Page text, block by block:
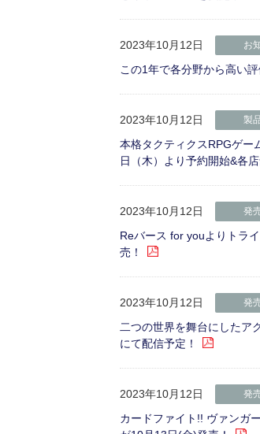
2023年10月12日 お
この1年で各分野から高い
2023年10月12日 製
本格タクティクスRPGゲー
日（木）より予約開始&各
2023年10月12日 発
Reバース for youよりトラ
売！
2023年10月12日 発
二つの世界を舞台にしたア
にて配信予定！
2023年10月12日 発
カードファイト!! ヴァンガ